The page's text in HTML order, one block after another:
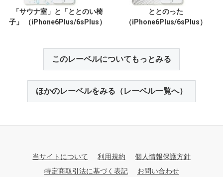
「サウナ室」と「ととのい椅
子」 （iPhone6Plus/6sPlus）
ととのった
（iPhone6Plus/6sPlus）
このレーベルについてもっとみる
ほかのレーベルをみる（レーベル一覧へ）
当サイトについて 利用規約
個人情報保護方針
特定商取引法に基づく表記
お問い合わせ